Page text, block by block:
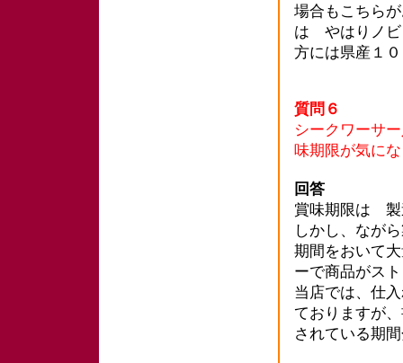
場合もこちら
は やはりノビ
方には県産１
質問６
シークワーサ
味期限が気に
回答
賞味期限は 製
しかし、なが
期間をおいて
ーで商品がス
当店では、仕
ておりますが
されている期